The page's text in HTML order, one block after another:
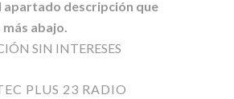
apartado descripción que
abajo.
SIN INTERESES
PLUS 23 RADIO